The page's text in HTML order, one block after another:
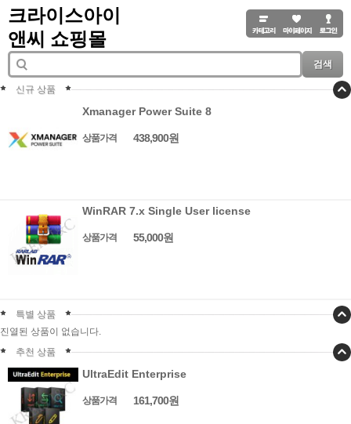
크라이스아이
앤씨 쇼핑몰
검색
신규 상품
Xmanager Power Suite 8
상품가격 438,900원
WinRAR 7.x Single User license
상품가격 55,000원
특별 상품
진열된 상품이 없습니다.
추천 상품
UltraEdit Enterprise
상품가격 161,700원